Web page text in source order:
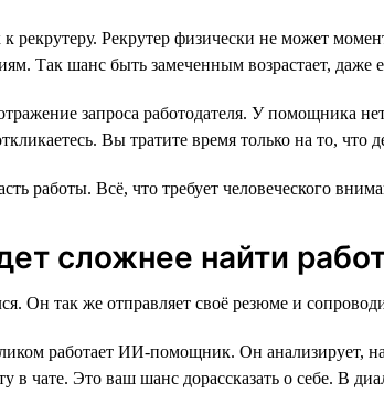
Рекрутер физически не может
Так шанс быть замеченным возрастает,
запроса работодателя. У помощника
Вы тратите время только на то,
работы. Всё, что требует человеческого
сложнее найти
Он так же отправляет своё резюме и
работает ИИ-помощник. Он анализирует,
в чате. Это ваш шанс дорассказать о себе.